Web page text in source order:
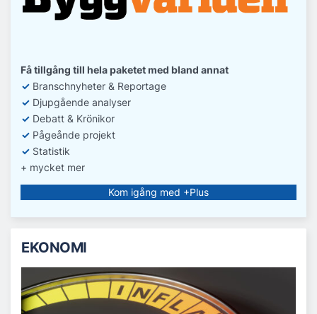
Få tillgång till hela paketet med bland annat
✓ Branschnyheter & Reportage
✓ Djupgående analyser
✓ Debatt & Krönikor
✓ Pågeånde projekt
✓ Statistik
+ mycket mer
Kom igång med +Plus
EKONOMI